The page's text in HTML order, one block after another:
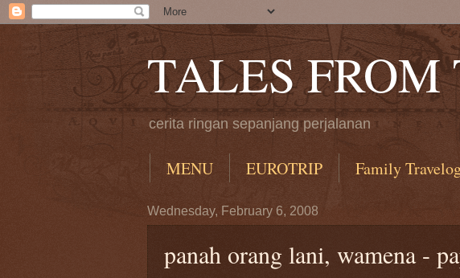
TALES FROM
cerita ringan sepanjang perjalanan
MENU EUROTRIP Family
Wednesday, February 6, 2008
panah orang lani, wamena -